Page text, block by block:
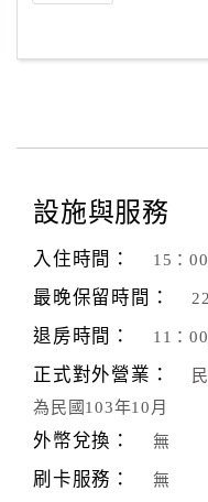
設施與服務
入住時間： 15：
最晚保留時間：
退房時間： 11：
正式對外營業：
為民國103年10月
外幣兌換： 無
刷卡服務： 無